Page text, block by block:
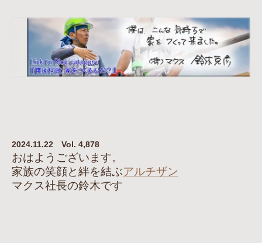
2024.11.22 Vol. 4,878
おはようございます。
家族の笑顔と絆を結ぶアルチザン
マクス社長の鈴木です